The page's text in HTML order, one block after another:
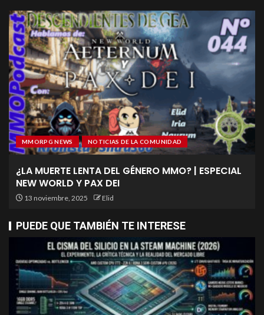
MMORPG NEWS NOTICIAS DE LA COMUNIDAD
¿LA MUERTE LENTA DEL GÉNERO MMO? | ESPECIAL
NEW WORLD Y PAX DEI
13 noviembre, 2025 Elid
PUEDE QUE TAMBIÉN TE INTERESE